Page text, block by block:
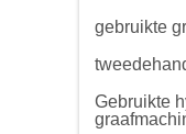
gebruikte
Gebruikte